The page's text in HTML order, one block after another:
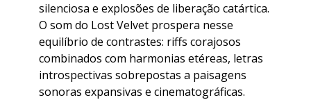
silenciosa e explosões de liberação catártica.
O som do Lost Velvet prospera nesse
equilíbrio de contrastes: riffs corajosos
combinados com harmonias etéreas, letras
introspectivas sobrepostas a paisagens
sonoras expansivas e cinematográficas.